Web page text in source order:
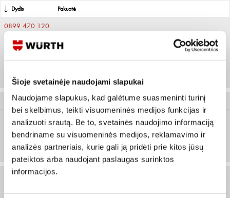
Šioje svetainėje naudojami slapukai
Naudojame slapukus, kad galėtume suasmeninti turinį
bei skelbimus, teikti visuomeninės medijos funkcijas ir
analizuoti srautą. Be to, svetainės naudojimo informaciją
bendriname su visuomeninės medijos, reklamavimo ir
analizės partneriais, kurie gali ją pridėti prie kitos jūsų
pateiktos arba naudojant paslaugas surinktos
informacijos.
Dydis Pakuotė
0899 470 120
S
Prisijungti arba registruotis
0899 470 121
50 vnt
Prisijungti arba registruotis
0899 470 122